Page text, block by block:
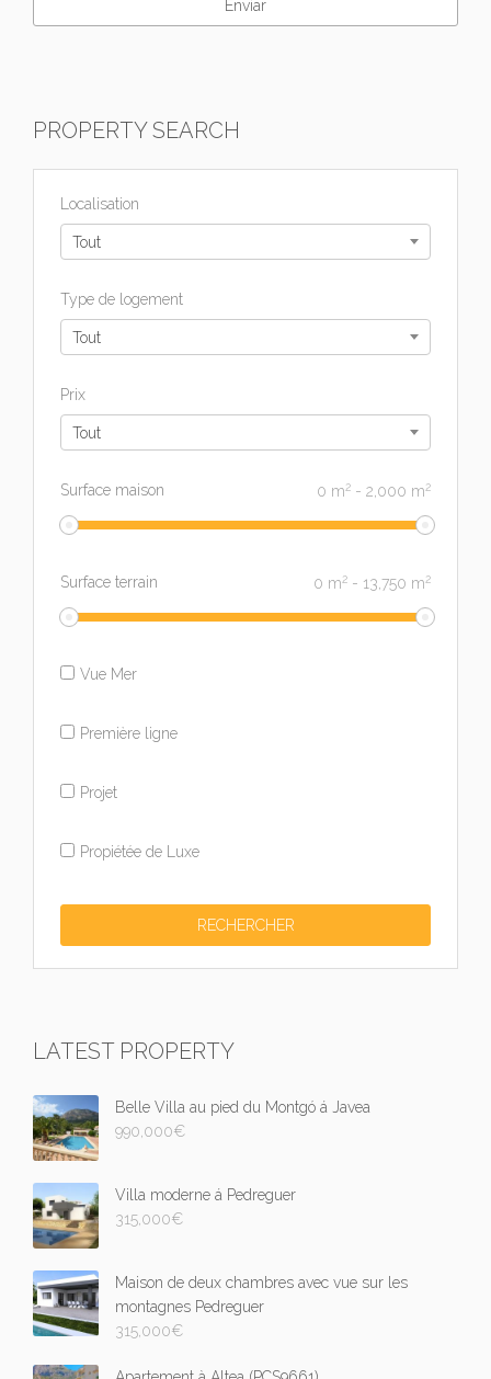
PROPERTY SEARCH
Localisation
Tout
Type de logement
Tout
Prix
Tout
Surface maison 0 m2 - 2,000 m2
Surface terrain 0 m2 - 13,750 m2
Vue Mer
Première ligne
Projet
Propiétée de Luxe
LATEST PROPERTY
Belle Villa au pied du Montgó á Javea
990,000€
Villa moderne á Pedreguer
315,000€
Maison de deux chambres avec vue sur les
montagnes Pedreguer
315,000€